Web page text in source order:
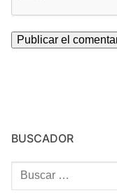
BUSCADOR
Buscar: